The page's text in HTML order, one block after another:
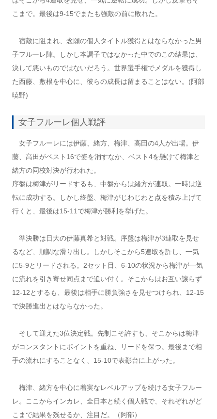
こまで。最後は9-15でまたも強敵の前に敗れた。
宿敵に阻まれ、念願の個人タイトル獲得とはならなかった男
子フルーレ陣。しかし本調子ではなかった中でのこの結果は、
決して悪いものではないだろう。世界選手権でメダルを獲得し
た西藤、敷根を中心に、彼らの成長は留まることはない。(阿部
暁野)
女子フルーレ個人戦評
女子フルーレには伊藤、緒方、梅津、高田の4人が出場。伊
藤、高田がベスト16で姿を消すなか、ベスト4を懸けて梅津と
緒方の同校対決が行われた。
序盤は梅津がリードするも、中盤からは緒方が連取。一時は逆
転に成功する。しかし終盤、梅津がじわじわと点を積み上げて
行くと、最後は15-11で梅津が勝利を挙げた。
準決勝は日大の伊藤真希と対戦。序盤は梅津が3連取を見せ
るなど、順調な滑り出し。しかしそこから5連取を許し、一気
に5-9とリードされる。2セット目、6-10の状況から梅津が一気
に流れを引き寄せ同点まで追い付く。そこからはお互い譲らず
12-12とするも、最後は相手に勝負強さを見せつけられ、12-15
で決勝進出とはならなかった。
そして迎えた3位決定戦。先制こそ許すも、そこからは梅津
がコンスタントにポイントを重ね、リードを保つ。最後まで相
手の流れにすることなく、15-10で表彰台に上がった。
梅津、緒方を中心に着実なレベルアップを続ける女子フルー
レ。ここからインカレ、全日本と続く個人戦で、それぞれがど
こまで結果を残せるか、注目だ。（阿部）